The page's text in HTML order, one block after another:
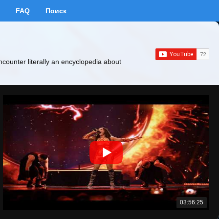
FAQ Поиск
literally an encyclopedia about
03:56:25